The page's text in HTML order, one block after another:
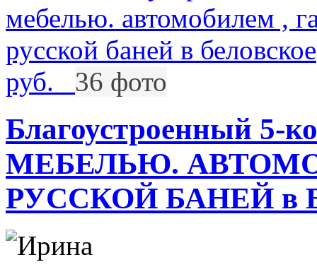
руб. 36 фото
Благоустроенный
МЕБЕЛЬЮ.
РУССКОЙ БАНЕЙ в